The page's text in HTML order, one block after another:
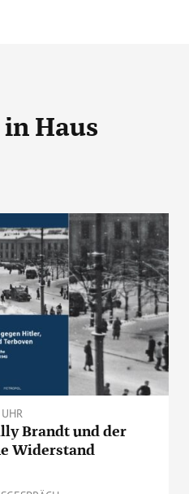
in Haus
Brandt und der
Widerstand